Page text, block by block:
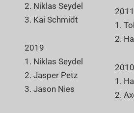
2. Niklas Seydel
3. Kai Schmidt
2019
1. Niklas Seydel
2. Jasper Petz
3. Jason Nies
2011
1.
2.
2010
1.
2.